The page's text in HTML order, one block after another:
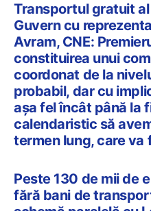
Transportul gratuit
Guvern cu
Avram, CNE:
constituirea unui
coordonat de la
probabil, dar cu
așa fel încât până la
calendaristic să
termen lung, care va
Peste 130 de mii de
fără bani de